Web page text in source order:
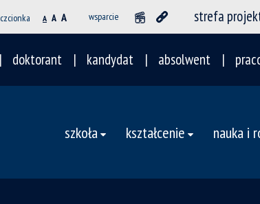
czcionka A A A wsparcie strefa
doktorant kandydat absolwent
szkoła kształcenie nauka i